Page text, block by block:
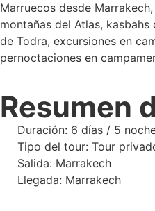
Marruecos desde
montañas del Atlas, kasbahs
de Todra, excursiones en
pernoctaciones en
Resumen
Duración: 6 días / 5
Tipo del tour: Tour
Salida: Marrakech
Llegada: Marrakech